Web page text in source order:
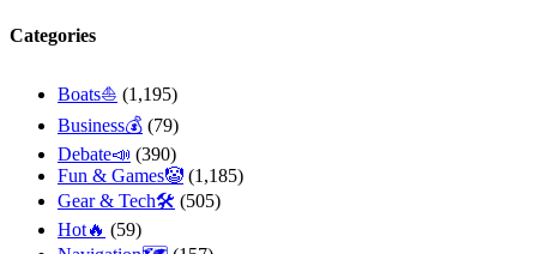
Categories
Boats⛵️ (1,195)
Business💰 (79)
Debate📣 (390)
Fun & Games🤡 (1,185)
Gear & Tech🛠 (505)
Hot🔥 (59)